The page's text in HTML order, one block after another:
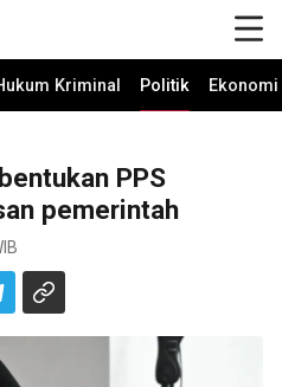
Kriminal Politik
PPS
pemerintah